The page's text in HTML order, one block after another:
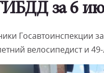
за 6
Госавтоинспекции
велосипедист и